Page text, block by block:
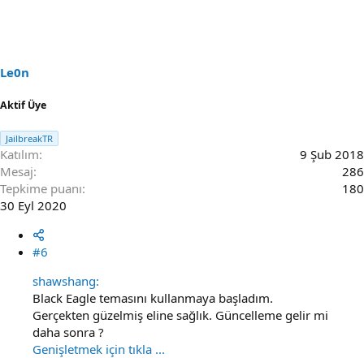
Le0n
Aktif Üye
JailbreakTR
Katılım
9 Şub 2018
Mesaj
286
Tepkime puanı
180
30 Eyl 2020
#6
shawshang:
Black Eagle temasını kullanmaya başladım.
Gerçekten güzelmiş eline sağlık. Güncelleme gelir mi
daha sonra ?
Genişletmek için tıkla ...